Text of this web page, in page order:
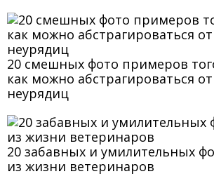
20 смешных фото примеров
как можно абстрагироваться от
неурядиц
20 забавных и умилительных
из жизни ветеринаров